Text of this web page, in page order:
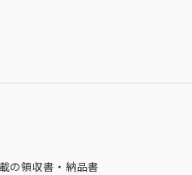
の領収書・納品書